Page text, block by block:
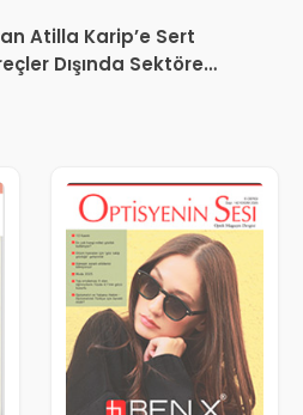
Atilla Karip’e Sert
Dışında Sektöre